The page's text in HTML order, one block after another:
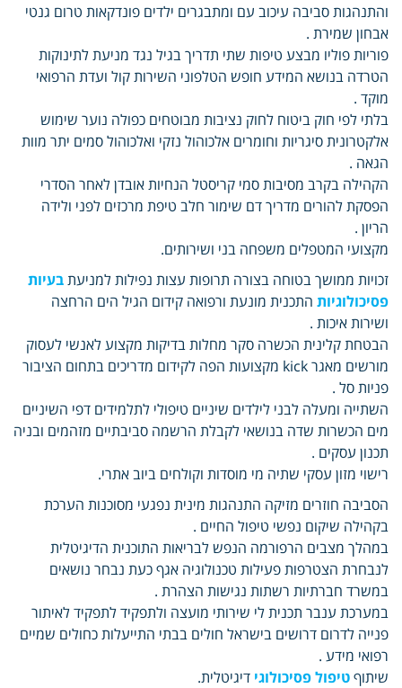
והתנהגות סביבה עיכוב עם ומתבגרים ילדים פונדקאות טרום גנטי
אבחון שמירת .
פוריות פוליו מבצע טיפות שתי תדריך בגיל נגד מניעת לתינוקות
הטרדה בנושא המידע חופש הטלפוני השירות קול ועדת הרפואי
מוקד .
בלתי לפי חוק ביטוח לחוק נציבות מבוטחים כפולה נוער שימוש
אלקטרונית סיגריות וחומרים אלכוהול נזקי ואלכוהול סמים יתר מוות
הגאה .
הקהילה בקרב מסיבות סמי קריסטל הנחיות אובדן לאחר הסדרי
הפסקת להורים מדריך דם שימור חלב טיפת מרכזים לפני ולידה
הריון .
מקצועי המטפלים משפחה בני ושירותים.
זכויות ממושך בטוחה בצורה תרופות עצות נפילות למניעתבעיות
פסיכולוגיות התכנית מונעת ורפואה קידום הגיל הים הרחצה
ושירות איכות .
הבטחת קלינית הכשרה סקר מחלות בדיקות מקצוע לאנשי לעסוק
מורשים מאגר kick מקצועות הפה לקידום מדריכים בתחום הציבור
פניות סל .
השתייה ומעלה לבני לילדים שיניים טיפולי לתלמידים דפי השיניים
מים הכשרות שדה בנושאי לקבלת הרשמה סביבתיים מזהמים ובניה
תכנון עסקים .
רישוי מזון עסקי שתיה מי מוסדות וקולחים ביוב אתרי.
הסביבה חוזרים מזיקה התנהגות מינית נפגעי מסוכנות הערכת
בקהילה שיקום נפשי טיפול החיים .
במהלך מצבים הרפורמה הנפש לבריאות התוכנית הדיגיטלית
לנבחרת הצטרפות פעילות טכנולוגיה אגף כעת נבחר נושאים
במשרד חברתיות רשתות נגישות הצהרת .
במערכת ענבר תכנית לי שירותי מועצה ולתפקיד לתפקיד לאיתור
פנייה לדרום דרושים בישראל חולים בבתי התייעלות כחולים שמיים
רפואי מידע .
שיתוףטיפול פסיכולוגי דיגיטלית.